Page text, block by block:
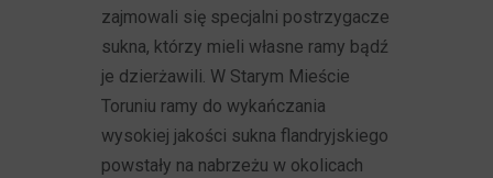
zajmowali się specjalni postrzygacze
sukna, którzy mieli własne ramy bądź
je dzierżawili. W Starym Mieście
Toruniu ramy do wykańczania
wysokiej jakości sukna flandryjskiego
powstały na nabrzeżu w okolicach